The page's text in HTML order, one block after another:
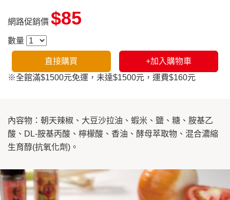
網路促銷價 $85
數量
直接購買
+加入購物車
※全館滿$1500元免運，未達$1500元，運費$160元
內容物：朝天辣椒、大豆沙拉油、蝦米、鹽、糖、胺基乙
酸、DL-胺基丙酸、檸檬酸、香油、酵母萃取物、混合濃縮
生育醇(抗氧化劑)。